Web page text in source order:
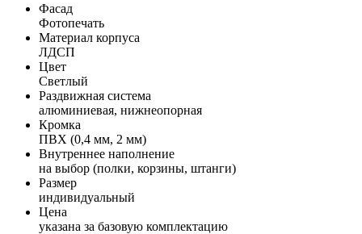
Фасад
Фотопечать
Материал корпуса
ЛДСП
Цвет
Светлый
Раздвижная система
алюминиевая, нижнеопорная
Кромка
ПВХ (0,4 мм, 2 мм)
Внутреннее наполнение
на выбор (полки, корзины, штанги)
Размер
индивидуальный
Цена
указана за базовую комплектацию